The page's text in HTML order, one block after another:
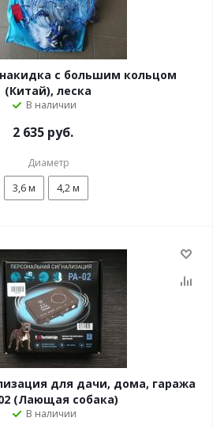
с большим кольцом
(Китай), леска
В наличии
2 635 руб.
Диаметр
3,6 м 4,2 м
для дачи, дома, гаража
(Лающая собака)
В наличии